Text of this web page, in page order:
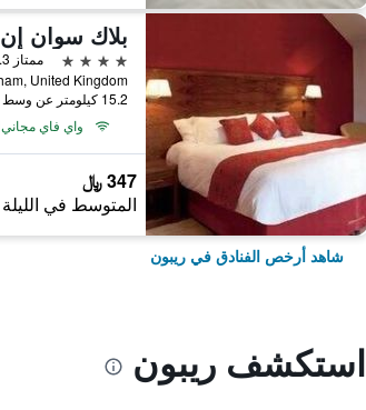
بلاك سوان إن
4 نجوم
ممتاز 8.3
15.2 كيلومتر عن وسط المدينة
واي فاي مجاني
347 ﷼
المتوسط في الليلة
شاهد أرخص الفنادق في ريبون
استكشف ريبون